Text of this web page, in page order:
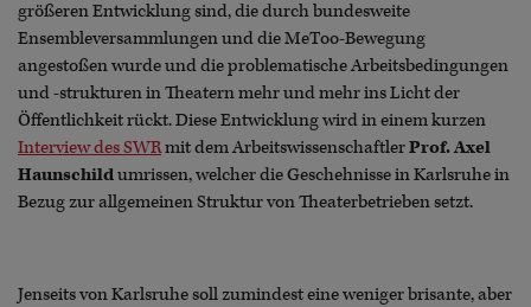
größeren Entwicklung sind, die durch bundesweite
Ensembleversammlungen und die MeToo-Bewegung
angestoßen wurde und die problematische Arbeitsbedingungen
und -strukturen in Theatern mehr und mehr ins Licht der
Öffentlichkeit rückt. Diese Entwicklung wird in einem kurzen
Interview des SWRmit dem ArbeitswissenschaftlerProf. Axel
Haunschildumrissen, welcher die Geschehnisse in Karlsruhe in
Bezug zur allgemeinen Struktur von Theaterbetrieben setzt.
Jenseits von Karlsruhe soll zumindest eine weniger brisante, aber